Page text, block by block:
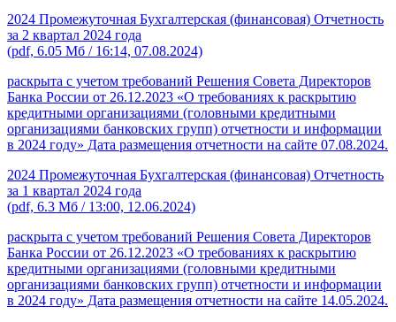
2024 Промежуточная Бухгалтерская (финансовая) Отчетность
за 2 квартал 2024 года
(pdf, 6.05 Мб / 16:14, 07.08.2024)
раскрыта с учетом требований Решения Совета Директоров
Банка России от 26.12.2023 «О требованиях к раскрытию
кредитными организациями (головными кредитными
организациями банковских групп) отчетности и информации
в 2024 году» Дата размещения отчетности на сайте 07.08.2024.
2024 Промежуточная Бухгалтерская (финансовая) Отчетность
за 1 квартал 2024 года
(pdf, 6.3 Мб / 13:00, 12.06.2024)
раскрыта с учетом требований Решения Совета Директоров
Банка России от 26.12.2023 «О требованиях к раскрытию
кредитными организациями (головными кредитными
организациями банковских групп) отчетности и информации
в 2024 году» Дата размещения отчетности на сайте 14.05.2024.